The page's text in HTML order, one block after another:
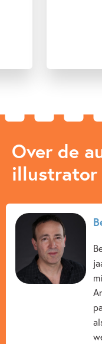
Over de
illustrator